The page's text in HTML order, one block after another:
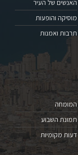
האנשים של העיר
מוסיקה והופעות
תרבות ואמנות
המומחה
תמונת השבוע
דעות מקומיות